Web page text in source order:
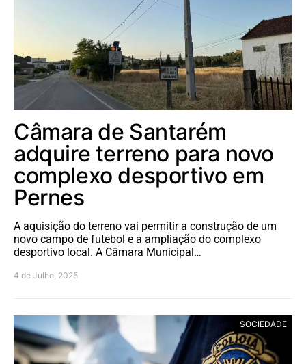
Câmara de Santarém
adquire terreno para novo
complexo desportivo em
Pernes
A aquisição do terreno vai permitir a construção de um
novo campo de futebol e a ampliação do complexo
desportivo local. A Câmara Municipal…
4 de Julho, 2025
SOCIEDADE